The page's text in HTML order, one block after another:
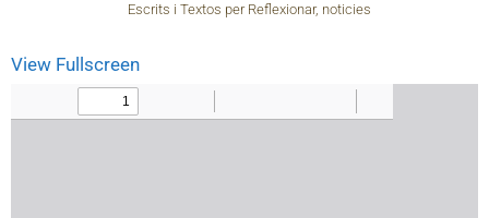
Escrits i Textos per Reflexionar, noticies
View Fullscreen